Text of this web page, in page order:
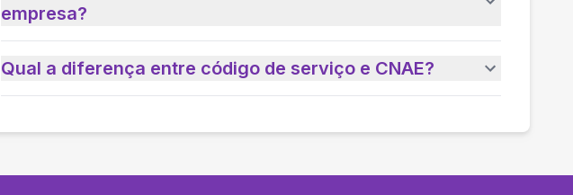
empresa?
Qual a diferença entre código de serviço e CNAE?